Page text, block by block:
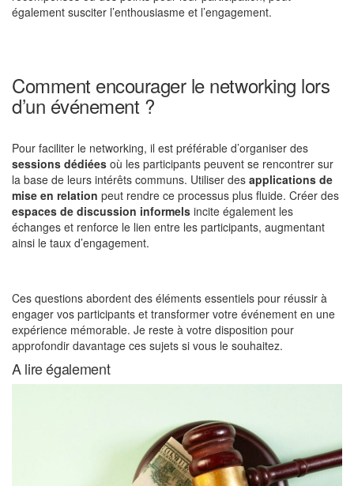
également susciter l’enthousiasme et l’engagement.
Comment encourager le networking lors
d’un événement ?
Pour faciliter le networking, il est préférable d’organiser des
sessions dédiées où les participants peuvent se rencontrer sur
la base de leurs intérêts communs. Utiliser des applications de
mise en relation peut rendre ce processus plus fluide. Créer des
espaces de discussion informels incite également les
échanges et renforce le lien entre les participants, augmentant
ainsi le taux d’engagement.
Ces questions abordent des éléments essentiels pour réussir à
engager vos participants et transformer votre événement en une
expérience mémorable. Je reste à votre disposition pour
approfondir davantage ces sujets si vous le souhaitez.
A lire également